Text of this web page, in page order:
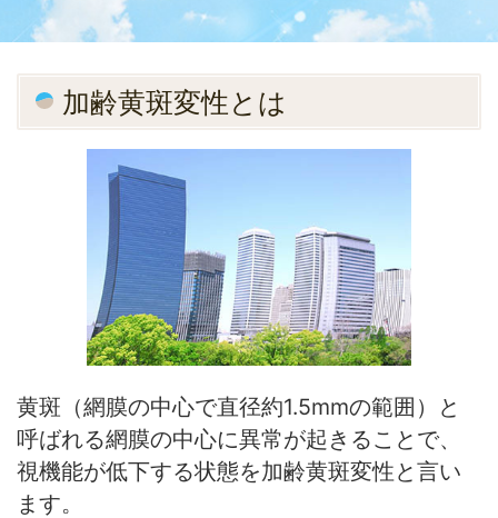
加齢黄斑変性とは
黄斑（網膜の中心で直径約1.5mmの範囲）と
呼ばれる網膜の中心に異常が起きることで、
視機能が低下する状態を加齢黄斑変性と言い
ます。